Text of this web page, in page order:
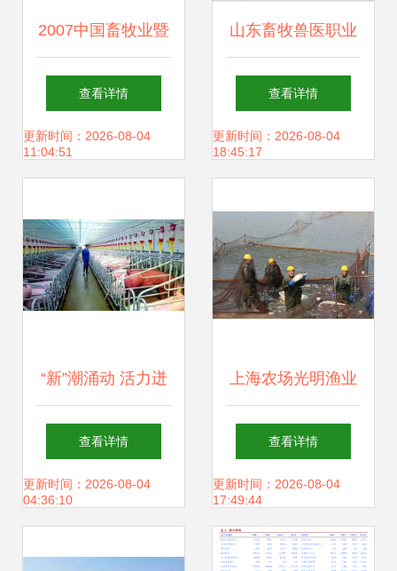
2007中国畜牧业暨
饲料工业展览会 行
业创新与合作共赢
查看详情
更新时间：2026-08-04
11:04:51
山东畜牧兽医职业
学院地址、邮编及
畜牧渔业饲料销售
解
查看详情
更新时间：2026-08-04
18:45:17
“新”潮涌动 活力迸
发——随县民营经
济一线观察之畜牧
查看详情
更新时间：2026-08-04
04:36:10
上海农场光明渔业
产业链延伸与渠道
创新，重塑畜牧渔
业饲料销售新格局
查看详情
更新时间：2026-08-04
17:49:44